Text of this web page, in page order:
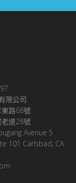
限公司
路68號
道28號
Avenue 5
101 Carlsbad, CA